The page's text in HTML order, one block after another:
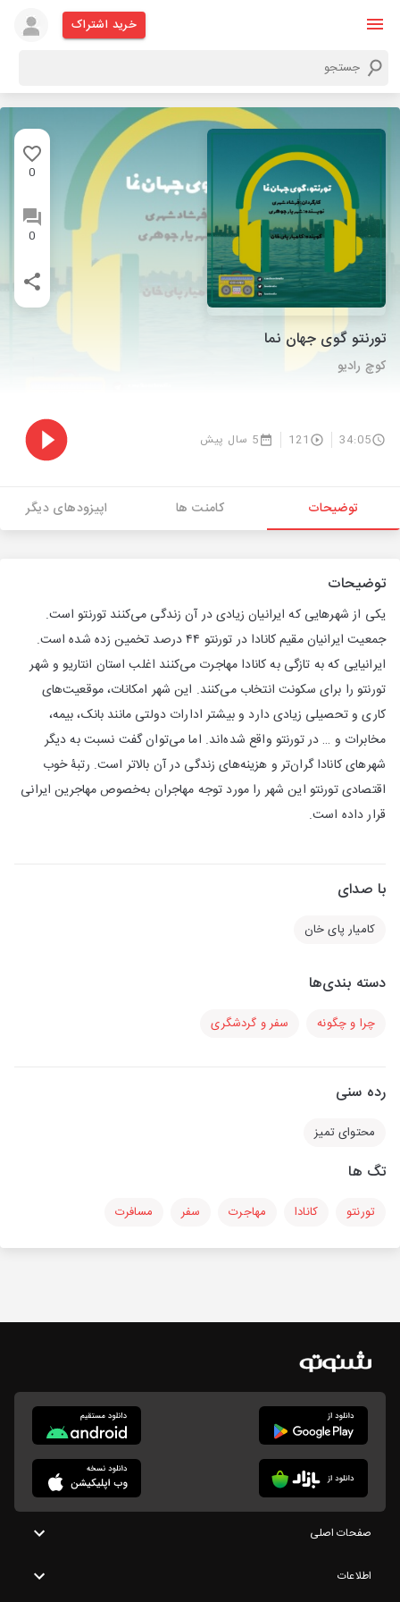
خرید اشتراک
0
0
تورنتو گوی جهان نما
کوچ رادیو
34:05
121 5 سال پیش
توضیحات کامنت ها اپیزودهای دیگر
توضیحات
یکی از شهرهایی که ایرانیان زیادی در آن زندگی می‌کنند تورنتو است.
جمعیت ایرانیان مقیم کانادا در تورنتو ۴۴ درصد تخمین زده شده است.
ایرانیایی که به تازگی به کانادا مهاجرت می‌کنند اغلب استان انتاریو و شهر
تورنتو را برای سکونت انتخاب می‌کنند. این شهر امکانات، موقعیت‌های
کاری و تحصیلی زیادی دارد و بیشتر ادارات دولتی مانند بانک، بیمه،
مخابرات و … در تورنتو واقع شده‌اند. اما می‌توان گفت نسبت به دیگر
شهرهای کانادا گران‌تر و هزینه‌های زندگی در آن بالاتر است. رتبۀ خوب
اقتصادی تورنتو این شهر را مورد توجه مهاجران به‌خصوص مهاجرین ایرانی
قرار داده است.
با صدای
کامیار پای خان
دسته بندی‌ها
چرا و چگونه سفر و گردشگری
رده سنی
محتوای تمیز
تگ ها
تورنتو کانادا مهاجرت سفر مسافرت
صفحات اصلی
اطلاعات